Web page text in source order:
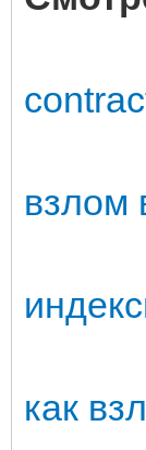
взлом
как